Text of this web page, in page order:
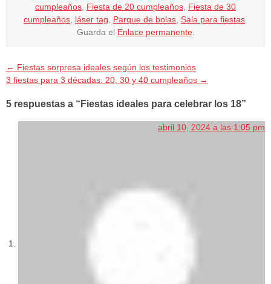
cumpleaños Fiesta de 20 cumpleaños Fiesta de 30
cumpleaños láser tag Parque de bolas Sala para fiestas
Guarda el Enlace permanente.
← Fiestas sorpresa ideales según los testimonios
3 fiestas para 3 décadas: 20, 30 y 40 cumpleaños →
5 respuestas a “Fiestas ideales para celebrar los 18”
abril 10, 2024 a las 1:05 pm